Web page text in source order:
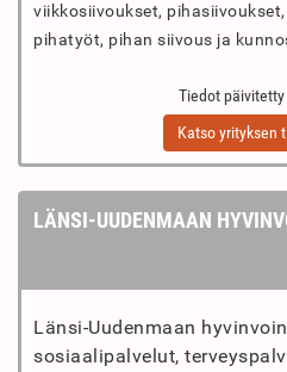
viikkosiivoukset,
pihatyöt, pihan siivous ja
Tiedot
Katso yrityksen
LÄNSI-UUDENMAAN
Länsi-Uudenmaan
sosiaalipalvelut,